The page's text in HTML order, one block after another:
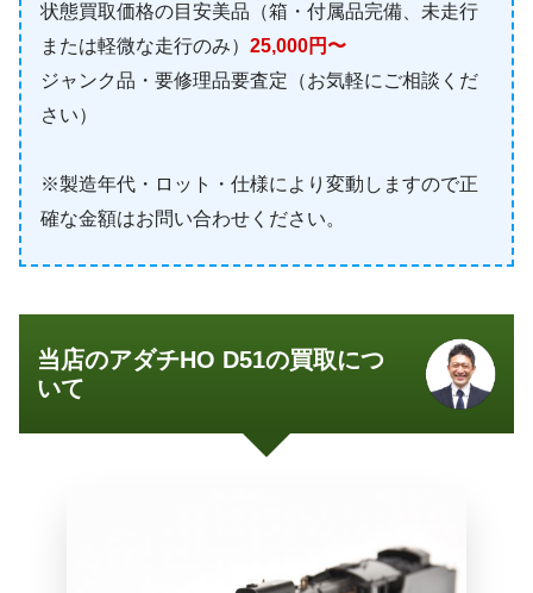
状態買取価格の目安美品（箱・付属品完備、未走行
または軽微な走行のみ） 25,000円〜
ジャンク品・要修理品要査定（お気軽にご相談くだ
さい）
※製造年代・ロット・仕様により変動しますので正
確な金額はお問い合わせください。
当店のアダチHO D51の買取につ
いて